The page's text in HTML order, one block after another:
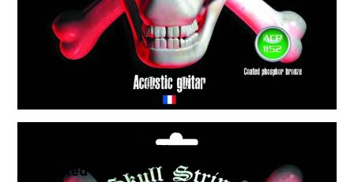
Skull acoustique Phosphore Bronze
Coated 12/54